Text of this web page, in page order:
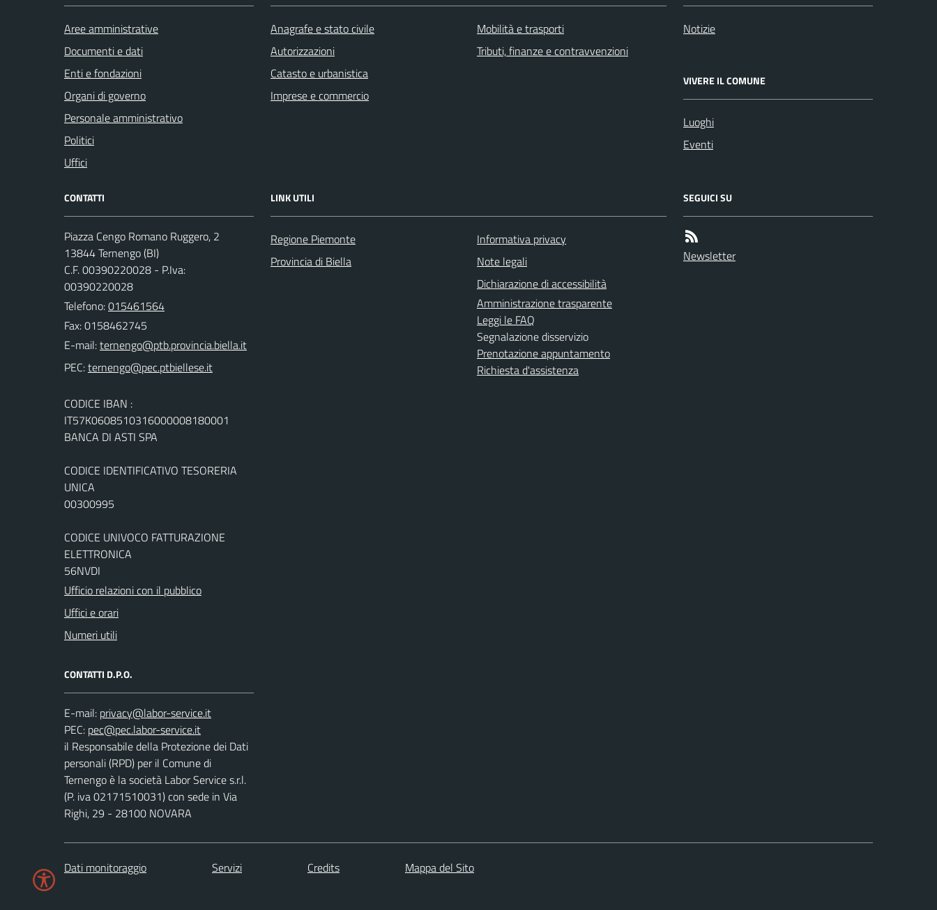
Aree amministrative
Documenti e dati
Enti e fondazioni
Organi di governo
Personale amministrativo
Politici
Uffici
Anagrafe e stato civile
Autorizzazioni
Catasto e urbanistica
Imprese e commercio
Mobilità e trasporti
Tributi, finanze e contravvenzioni
Notizie
VIVERE IL COMUNE
Luoghi
Eventi
CONTATTI
Piazza Cengo Romano Ruggero, 2
13844 Ternengo (BI)
C.F. 00390220028 - P.Iva:
00390220028
Telefono:015461564
Fax: 0158462745
E-mail:
PEC:
CODICE IBAN :
IT57K0608510316000008180001
BANCA DI ASTI SPA
CODICE IDENTIFICATIVO TESORERIA
UNICA
00300995
CODICE UNIVOCO FATTURAZIONE
ELETTRONICA
56NVDI
Ufficio relazioni con il pubblico
Uffici e orari
Numeri utili
CONTATTI D.P.O.
E-mail:
PEC:
il Responsabile della Protezione dei Dati
personali (RPD) per il Comune di
Ternengo è la società Labor Service s.r.l.
(P. iva 02171510031) con sede in Via
Righi, 29 - 28100 NOVARA
LINK UTILI
Regione Piemonte
Provincia di Biella
Informativa privacy
Note legali
Dichiarazione di accessibilità
Amministrazione trasparente
Leggi le FAQ
Segnalazione disservizio
Prenotazione appuntamento
Richiesta d'assistenza
SEGUICI SU
Newsletter
Dati monitoraggio Servizi Credits Mappa del Sito